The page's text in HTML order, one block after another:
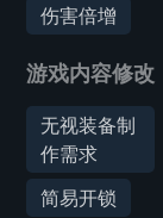
伤害倍增
游戏内容修改
无视装备制
作需求
简易开锁